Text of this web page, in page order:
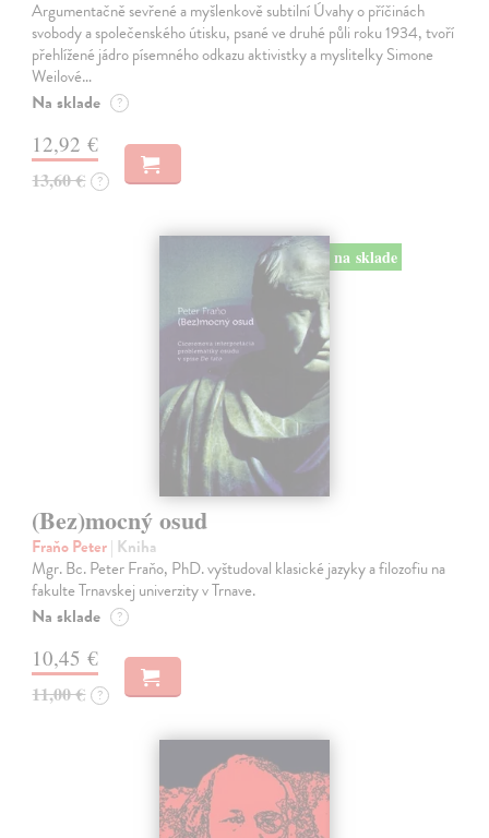
Argumentačně sevřené a myšlenkově subtilní Úvahy o příčinách
svobody a společenského útisku, psané ve druhé půli roku 1934, tvoří
přehlížené jádro písemného odkazu aktivistky a myslitelky Simone
Weilové…
Na sklade ?
12,92 €
13,60 € ?
na sklade
(Bez)mocný osud
Fraňo Peter| Kniha
Mgr. Bc. Peter Fraňo, PhD. vyštudoval klasické jazyky a filozofiu na
fakulte Trnavskej univerzity v Trnave.
Na sklade ?
10,45 €
11,00 € ?